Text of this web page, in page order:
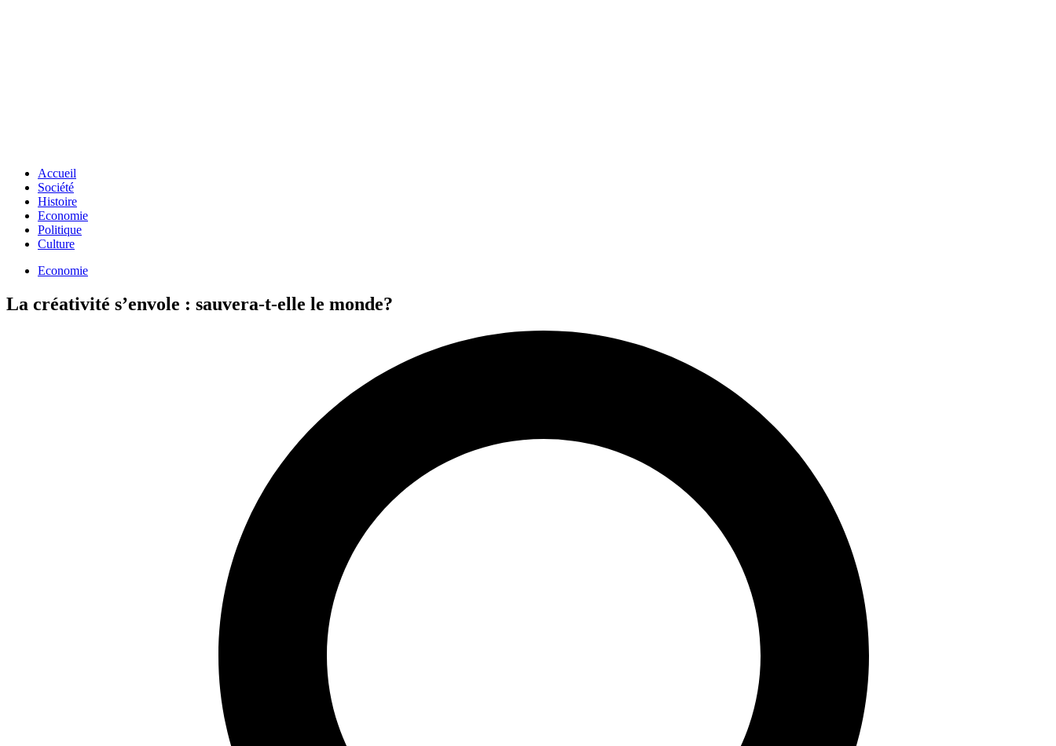
Accueil
Société
Histoire
Economie
Politique
Culture
Economie
La créativité s’envole : sauvera-t-elle le monde?